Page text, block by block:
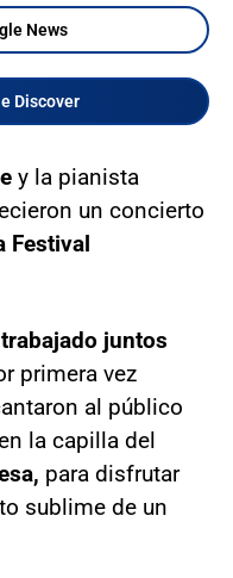
News
Discover
y la pianista
un concierto
Festival
juntos
primera vez
al público
la capilla del
para disfrutar
sublime de un